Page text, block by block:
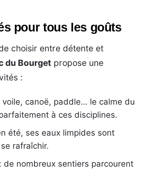
pour tous les goûts
choisir entre détente et
du Bourget propose une
:
voile, canoë, paddle… le calme du
à ces disciplines.
été, ses eaux limpides sont
rafraîchir.
: de nombreux sentiers parcourent